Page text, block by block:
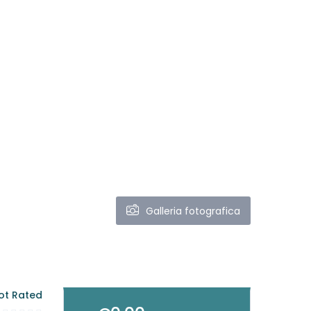
Galleria fotografica
Rated